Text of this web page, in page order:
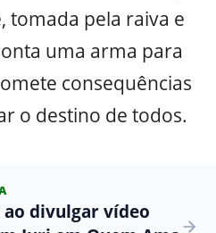
tomada pela raiva e
uma arma para
consequências
o destino de todos.
divulgar vídeo